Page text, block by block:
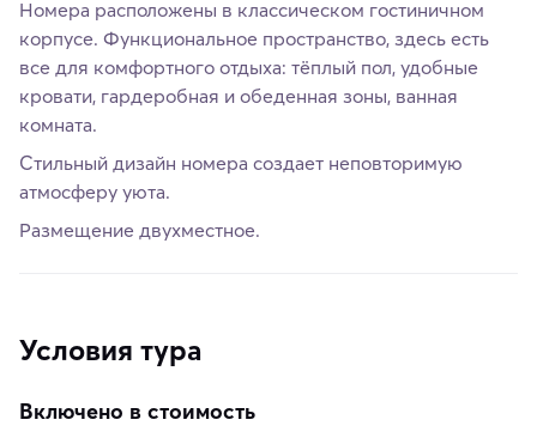
Номера расположены в классическом гостиничном
корпусе. Функциональное пространство, здесь есть
все для комфортного отдыха: тёплый пол, удобные
кровати, гардеробная и обеденная зоны, ванная
комната.
Стильный дизайн номера создает неповторимую
атмосферу уюта.
Размещение двухместное.
Условия тура
Включено в стоимость